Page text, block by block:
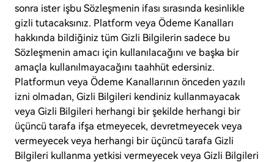
sonra ister işbu Sözleşmenin ifası sırasında kesinlikle
gizli tutacaksınız. Platform veya Ödeme Kanalları
hakkında bildiğiniz tüm Gizli Bilgilerin sadece bu
Sözleşmenin amacı için kullanılacağını ve başka bir
amaçla kullanılmayacağını taahhüt edersiniz.
Platformun veya Ödeme Kanallarının önceden yazılı
izni olmadan, Gizli Bilgileri kendiniz kullanmayacak
veya Gizli Bilgileri herhangi bir şekilde herhangi bir
üçüncü tarafa ifşa etmeyecek, devretmeyecek veya
vermeyecek veya herhangi bir üçüncü tarafa Gizli
Bilgileri kullanma yetkisi vermeyecek veya Gizli Bilgileri